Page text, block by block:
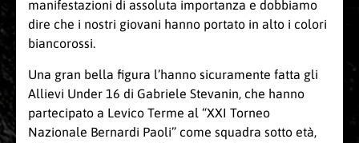
manifestazioni di assoluta importanza e dobbiamo
dire che i nostri giovani hanno portato in alto i colori
biancorossi.
Una gran bella figura l’hanno sicuramente fatta gli
Allievi Under 16 di Gabriele Stevanin, che hanno
partecipato a Levico Terme al “XXI Torneo
Nazionale Bernardi Paoli” come squadra sotto età,